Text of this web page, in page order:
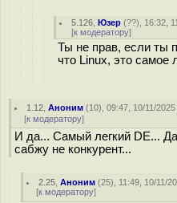
5.126 ,Юзер (??), 16:32,
[к модератору]
Ты не прав, если ты
что Linux, это самое
1.12 ,Аноним (10), 09:47, 10/11/2025
[к модератору]
И да... Самый легкий DE...
сабжу не конкурент...
2.25 ,Аноним (25), 11:49, 10/11/
[к модератору]